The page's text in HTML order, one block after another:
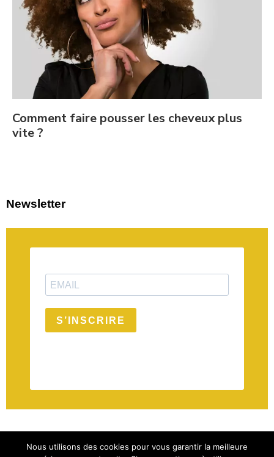
Comment faire pousser les cheveux plus
vite ?
Newsletter
S’INSCRIRE
Nous utilisons des cookies pour vous garantir la meilleure